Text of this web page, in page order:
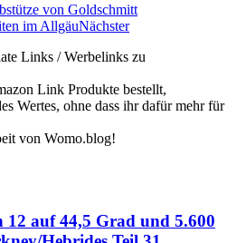
von Goldschmitt
im AllgäuNächster
Links / Werbelinks zu
Link Produkte bestellt,
Wertes, ohne dass ihr dafür mehr für
von Womo.blog!
12 auf 44,5 Grad und 5.600